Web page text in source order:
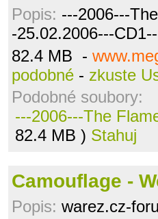
Popis: ---2006---
-25.02.2006---
82.4 MB -
podobné - zkuste
Podobné soubory:
---2006---The
82.4 MB ) Stahuj
Camouflage -
Popis: warez.cz-